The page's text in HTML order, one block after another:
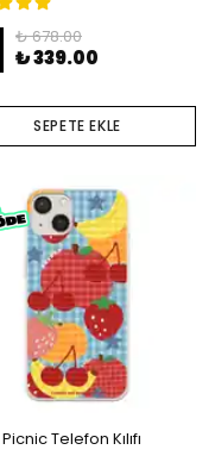
₺ 678.00
₺ 339.00
SEPETE EKLE
Telefon Kılıfı